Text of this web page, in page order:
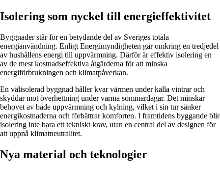
Isolering som nyckel till energieffektivitet
Byggnader står för en betydande del av Sveriges totala
energianvändning. Enligt Energimyndigheten går omkring en tredjedel
av hushållens energi till uppvärmning. Därför är effektiv isolering en
av de mest kostnadseffektiva åtgärderna för att minska
energiförbrukningen och klimatpåverkan.
En välisolerad byggnad håller kvar värmen under kalla vintrar och
skyddar mot överhettning under varma sommardagar. Det minskar
behovet av både uppvärmning och kylning, vilket i sin tur sänker
energikostnaderna och förbättrar komforten. I framtidens byggande blir
isolering inte bara ett tekniskt krav, utan en central del av designen för
att uppnå klimatneutralitet.
Nya material och teknologier